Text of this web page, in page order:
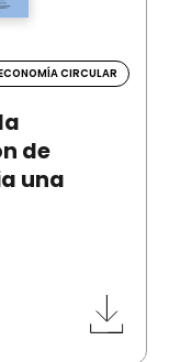
CIRCULAR
de
una